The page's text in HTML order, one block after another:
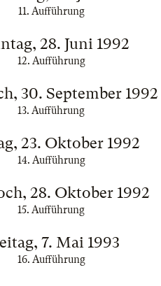
11. Aufführung
28. Juni 1992
12. Aufführung
30. September 1992
13. Aufführung
23. Oktober 1992
14. Aufführung
28. Oktober 1992
15. Aufführung
7. Mai 1993
16. Aufführung